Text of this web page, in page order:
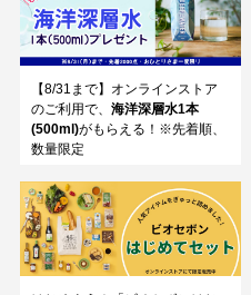
【8/31まで】オンラインストア
のご利用で、 海洋深層水1本
(500ml)がもらえる！※先着順、
数量限定